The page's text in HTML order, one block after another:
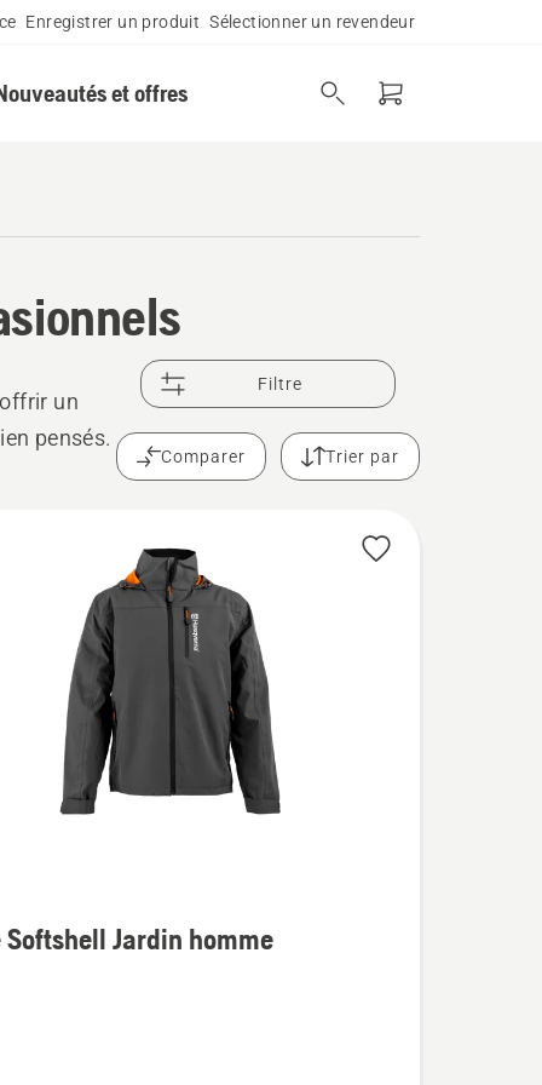
Enregistrer un produit Sélectionner un revendeur
et offres
un
pensés.
Filtre
Comparer Trier par
Softshell Jardin homme